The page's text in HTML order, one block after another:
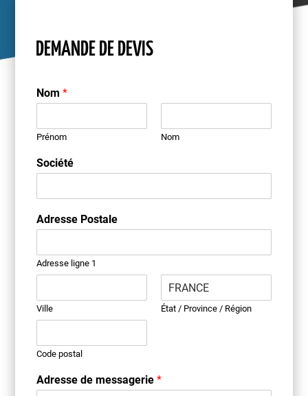
DEMANDE DE DEVIS
Nom*
Prénom Nom
Société
Adresse Postale
Adresse ligne 1
Ville État / Province / Région
Code postal
Adresse de messagerie*